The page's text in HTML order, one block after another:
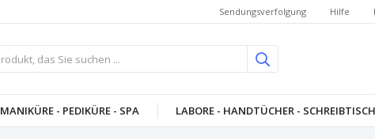
Sendungsverfolgung Hilfe
MANIKÜRE - PEDIKÜRE - SPA LABORE - HANDTÜCHER -